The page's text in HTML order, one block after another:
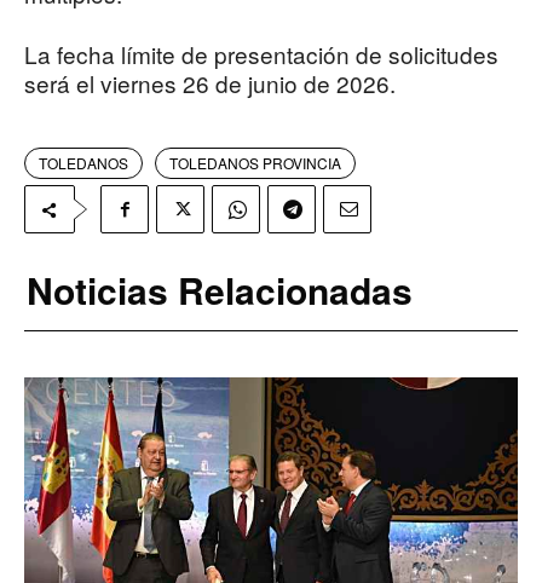
La fecha límite de presentación de solicitudes
será el viernes 26 de junio de 2026.
TOLEDANOS TOLEDANOS PROVINCIA
Noticias Relacionadas